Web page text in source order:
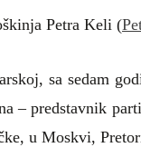
Petra Keli (
sa sedam
– predstavnik
u Moskvi,